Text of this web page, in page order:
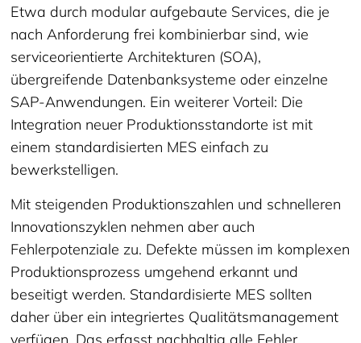
Etwa durch modular aufgebaute Services, die je
nach Anforderung frei kombinierbar sind, wie
serviceorientierte Architekturen (SOA),
übergreifende Datenbanksysteme oder einzelne
SAP-Anwendungen. Ein weiterer Vorteil: Die
Integration neuer Produktionsstandorte ist mit
einem standardisierten MES einfach zu
bewerkstelligen.
Mit steigenden Produktionszahlen und schnelleren
Innovationszyklen nehmen aber auch
Fehlerpotenziale zu. Defekte müssen im komplexen
Produktionsprozess umgehend erkannt und
beseitigt werden. Standardisierte MES sollten
daher über ein integriertes Qualitätsmanagement